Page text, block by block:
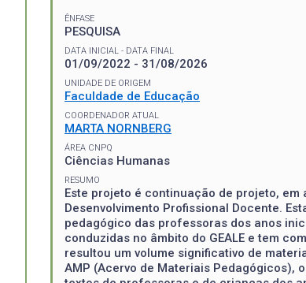
ÊNFASE
PESQUISA
DATA INICIAL - DATA FINAL
01/09/2022 - 31/08/2026
UNIDADE DE ORIGEM
Faculdade de Educação
COORDENADOR ATUAL
MARTA NORNBERG
ÁREA CNPQ
Ciências Humanas
RESUMO
Este projeto é continuação de projeto,
Desenvolvimento Profissional Docente.
pedagógico das professoras dos anos
conduzidas no âmbito do GEALE e tem
resultou um volume significativo de
AMP (Acervo de Materiais Pedagógicos),